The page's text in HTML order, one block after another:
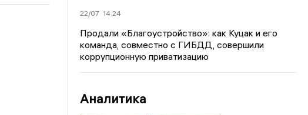
22/07 14:24
Продали «Благоустройство»: как Куцак и его
команда, совместно с ГИБДД, совершили
коррупционную приватизацию
Аналитика